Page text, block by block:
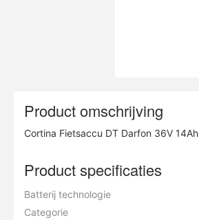
Product omschrijving
Cortina Fietsaccu DT Darfon 36V 14Ah
Product specificaties
Batterij technologie
Categorie